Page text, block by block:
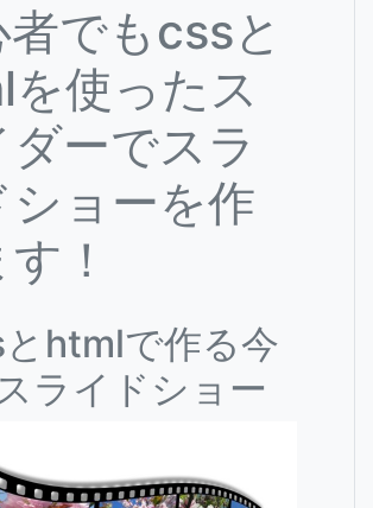
でもcssと
使ったス
ダーでスラ
ショーを作
！
htmlで作る今
ライドショー